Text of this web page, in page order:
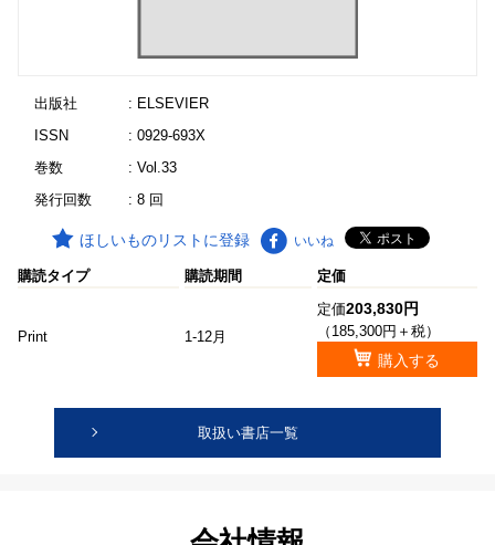
出版社
: ELSEVIER
ISSN
: 0929-693X
巻数
: Vol.33
発行回数
: 8 回
ほしいものリストに登録 いいね
購読タイプ 購読期間 定価
Print 1-12月
定価203,830円
（185,300円＋税）
購入する
取扱い書店一覧